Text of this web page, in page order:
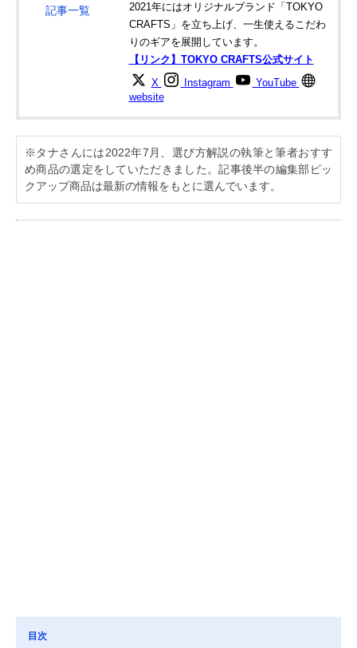
記事一覧
2021年にはオリジナルブランド「TOKYO
CRAFTS」を立ち上げ、一生使えるこだわ
りのギアを展開しています。
【リンク】TOKYO CRAFTS公式サイト
X Instagram
YouTube
website
※タナさんには2022年7月、選び方解説の執筆と筆者おすす
め商品の選定をしていただきました。記事後半の編集部ピッ
クアップ商品は最新の情報をもとに選んでいます。
目次